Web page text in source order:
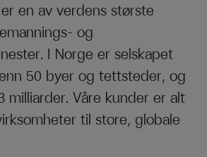
en av verdens største
og
I Norge er selskapet
50 byer og tettsteder, og
milliarder. Våre kunder er alt
til store, globale